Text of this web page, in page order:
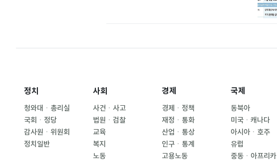
정치
청와대ㆍ총리실
국회ㆍ정당
감사원ㆍ위원회
정치일반
사회
사건ㆍ사고
법원ㆍ검찰
교육
복지
노동
경제
경제ㆍ정책
재정ㆍ통화
산업ㆍ통상
인구ㆍ통계
고용노동
국제
동북아
미국ㆍ캐나다
아시아ㆍ호주
유럽
중동ㆍ아프리카